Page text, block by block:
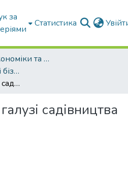
за
Статистика
Факультет Економіки та бізнесу
Кафедра Економіки і бізнесу
Привабливість галузі садівництва України
садівництва